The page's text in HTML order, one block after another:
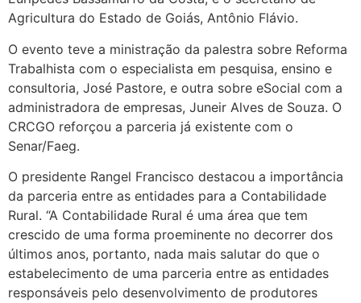
Agricultura do Estado de Goiás, Antônio Flávio.
O evento teve a ministração da palestra sobre Reforma
Trabalhista com o especialista em pesquisa, ensino e
consultoria, José Pastore, e outra sobre eSocial com a
administradora de empresas, Juneir Alves de Souza. O
CRCGO reforçou a parceria já existente com o
Senar/Faeg.
O presidente Rangel Francisco destacou a importância
da parceria entre as entidades para a Contabilidade
Rural. “A Contabilidade Rural é uma área que tem
crescido de uma forma proeminente no decorrer dos
últimos anos, portanto, nada mais salutar do que o
estabelecimento de uma parceria entre as entidades
responsáveis pelo desenvolvimento de produtores